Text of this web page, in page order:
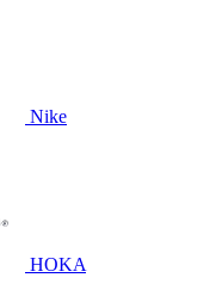
Nike
HOKA